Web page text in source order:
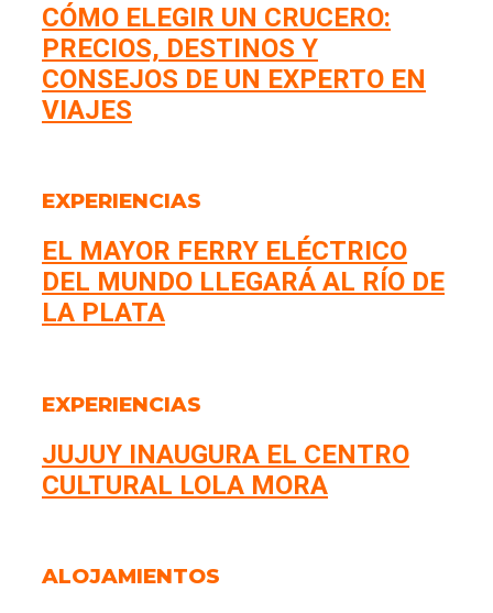
CÓMO ELEGIR UN CRUCERO:
PRECIOS, DESTINOS Y
CONSEJOS DE UN EXPERTO EN
VIAJES
EXPERIENCIAS
EL MAYOR FERRY ELÉCTRICO
DEL MUNDO LLEGARÁ AL RÍO DE
LA PLATA
EXPERIENCIAS
JUJUY INAUGURA EL CENTRO
CULTURAL LOLA MORA
ALOJAMIENTOS